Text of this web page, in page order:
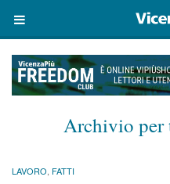
Archivio per
LAVORO, FATTI